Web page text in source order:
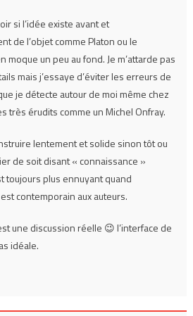
si l’idée existe avant et
de l’objet comme Platon ou le
moque un peu au fond. Je m’attarde pas
mais j’essaye d’éviter les erreurs de
je détecte autour de moi même chez
très érudits comme un Michel Onfray.
lentement et solide sinon tôt ou
de soit disant « connaissance »
toujours plus ennuyant quand
contemporain aux auteurs.
une discussion réelle 😉 l’interface de
idéale.